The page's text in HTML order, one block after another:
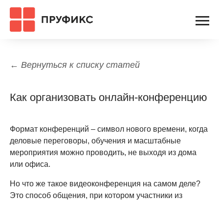
← Вернуться к списку статей
Как организовать онлайн-конференцию
Формат конференций – символ нового времени, когда
деловые переговоры, обучения и масштабные
мероприятия можно проводить, не выходя из дома
или офиса.
Но что же такое видеоконференция на самом деле?
Это способ общения, при котором участники из